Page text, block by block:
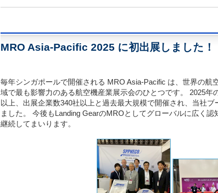
MRO Asia-Pacific 2025 に初出展しました！
毎年シンガポールで開催される MRO Asia-Pacific は、世界の航
域で最も影響力のある航空機産業展示会のひとつです。 2025年
以上、出展企業数340社以上と過去最大規模で開催され、当社
ました。 今後もLanding GearのMROとしてグローバルに広く
継続してまいります。